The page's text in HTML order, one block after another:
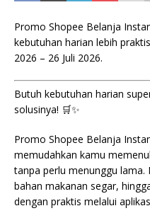
Promo Shopee Belanja
kebutuhan harian lebih
2026 – 26 Juli 2026.
Butuh kebutuhan harian
solusinya! 🛒✨
Promo Shopee Belanja
memudahkan kamu
tanpa perlu menunggu lama.
bahan makanan segar,
dengan praktis melalui